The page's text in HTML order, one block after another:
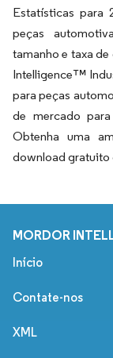
Estatísticas para
peças
tamanho e taxa
Intelligence™
para peças
de mercado
Obtenha uma
download gratuito
MORDOR
Início
Contate-nos
XML